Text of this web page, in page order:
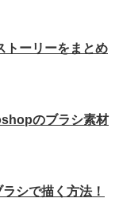
トーリーをまとめ
のブラシ素材
シで描く方法！